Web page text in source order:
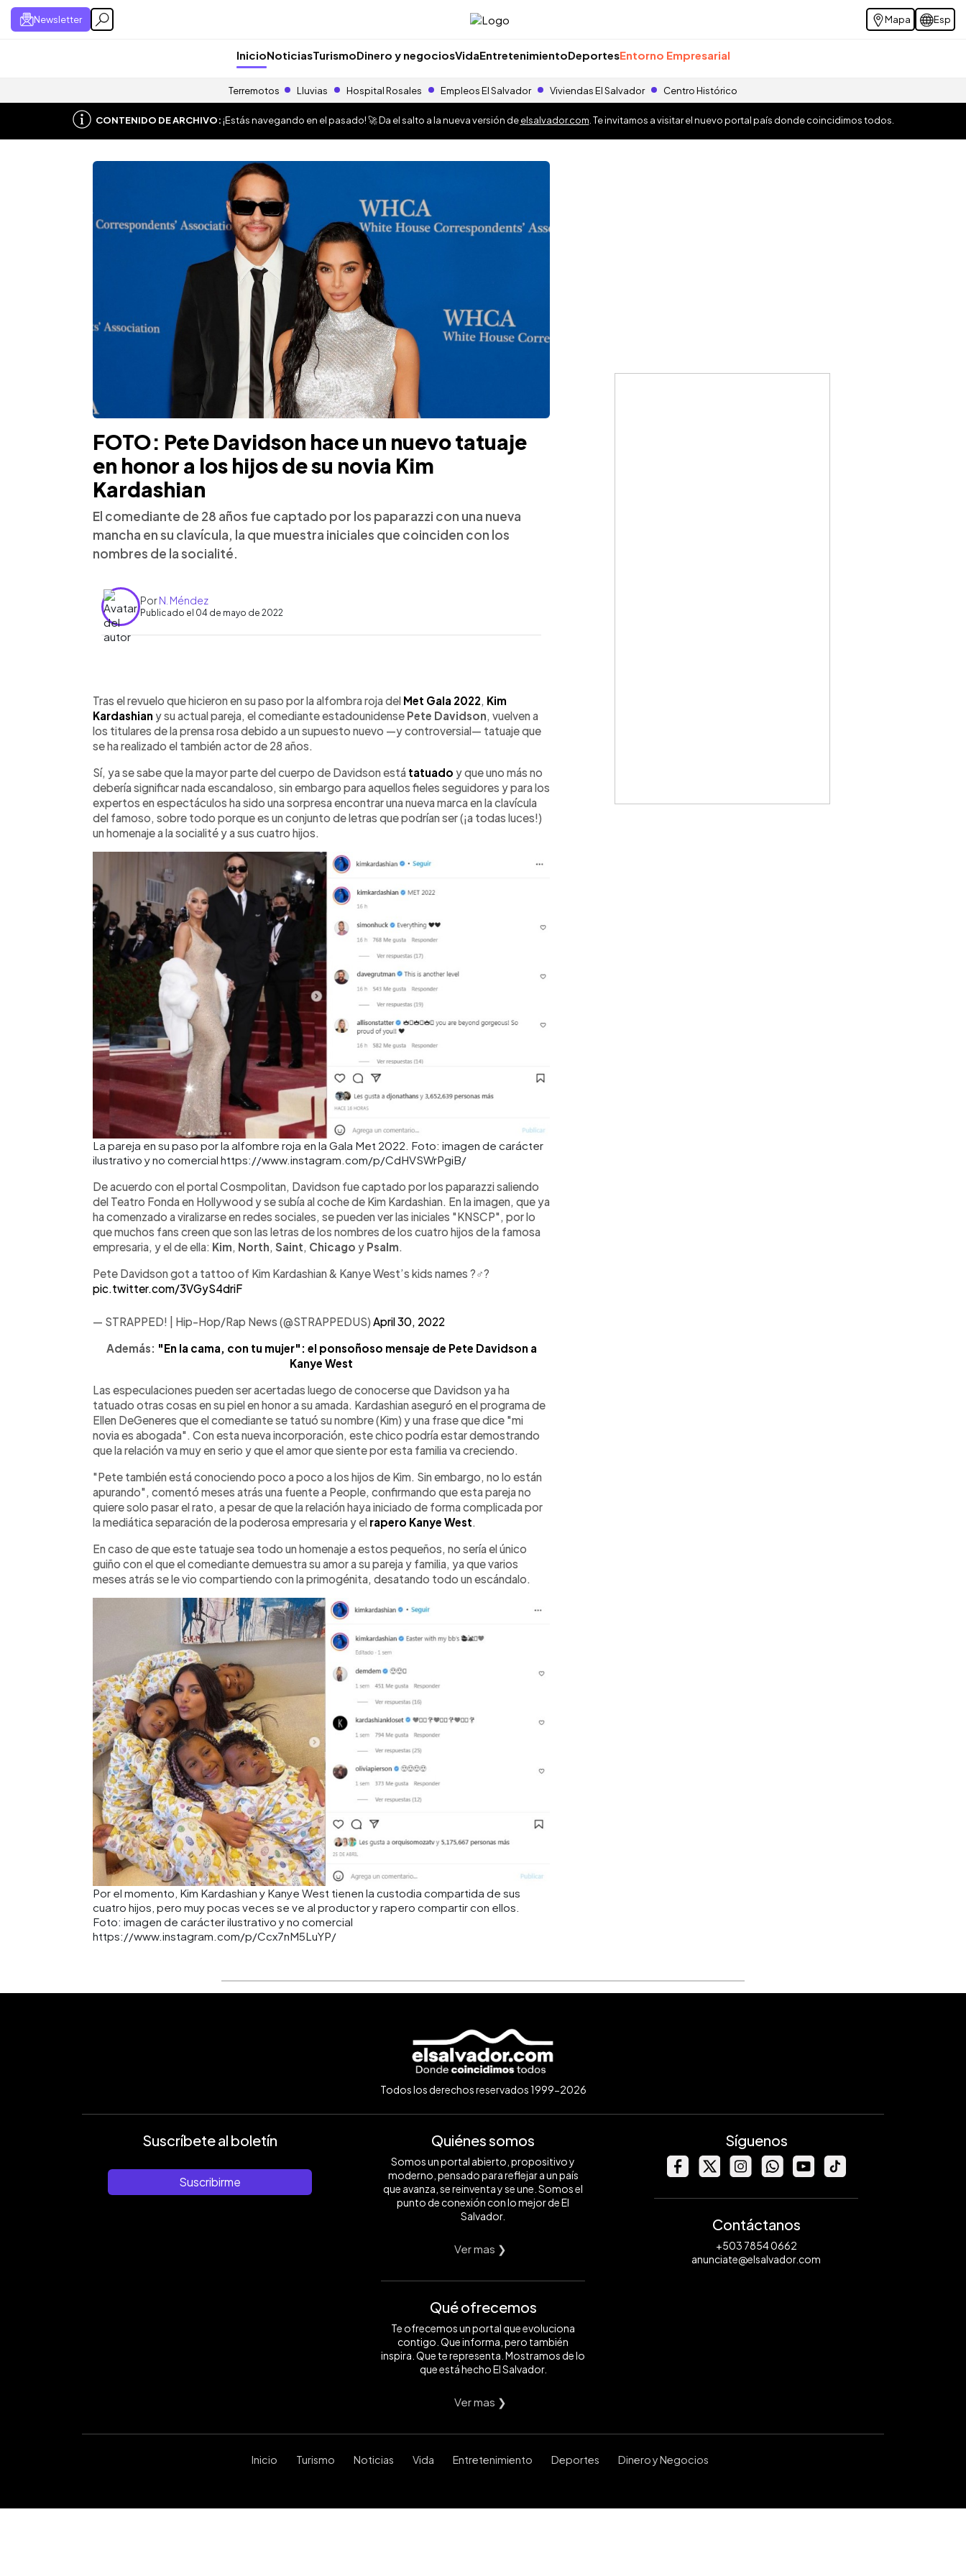
Newsletter Mapa Esp
InicioNoticiasTurismoDinero y negociosVidaEntretenimientoDeportesEntorno Empresarial
Terremotos Lluvias Hospital Rosales Empleos El Salvador Viviendas El Salvador Centro Histórico
CONTENIDO DE ARCHIVO:¡Estás navegando en el pasado! 🚀 Da el salto a la nueva versión deelsalvador.com . Te invitamos a visitar el nuevo portal país donde coincidimos todos.
FOTO: Pete Davidson hace un nuevo tatuaje
en honor a los hijos de su novia Kim
Kardashian
El comediante de 28 años fue captado por los paparazzi con una nueva
mancha en su clavícula, la que muestra iniciales que coinciden con los
nombres de la socialité.
PorN. Méndez
Publicado el 04 de mayo de 2022
Escuchar artículo
Tras el revuelo que hicieron en su paso por la alfombra roja del Met Gala 2022 Kim
Kardashian y su actual pareja, el comediante estadounidense Pete Davidson , vuelven a
los titulares de la prensa rosa debido a un supuesto nuevo —y controversial— tatuaje que
se ha realizado el también actor de 28 años.
Sí, ya se sabe que la mayor parte del cuerpo de Davidson está tatuado y que uno más no
debería significar nada escandaloso, sin embargo para aquellos fieles seguidores y para los
expertos en espectáculos ha sido una sorpresa encontrar una nueva marca en la clavícula
del famoso, sobre todo porque es un conjunto de letras que podrían ser (¡a todas luces!)
un homenaje a la socialité y a sus cuatro hijos.
La pareja en su paso por la alfombre roja en la Gala Met 2022. Foto: imagen de carácter
ilustrativo y no comercial https://www.instagram.com/p/CdHVSWrPgiB/
De acuerdo con el portal Cosmpolitan, Davidson fue captado por los paparazzi saliendo
del Teatro Fonda en Hollywood y se subía al coche de Kim Kardashian. En la imagen, que ya
ha comenzado a viralizarse en redes sociales, se pueden ver las iniciales "KNSCP", por lo
que muchos fans creen que son las letras de los nombres de los cuatro hijos de la famosa
empresaria, y el de ella: Kim, North, Saint, Chicago y Psalm.
Pete Davidson got a tattoo of Kim Kardashian & Kanye West’s kids names ?‍♂️?
pic.twitter.com/3VGyS4driF
— STRAPPED! | Hip-Hop/Rap News (@STRAPPEDUS) April 30, 2022
Además: "En la cama, con tu mujer": el ponsoñoso mensaje de Pete Davidson a
Kanye West
Las especulaciones pueden ser acertadas luego de conocerse que Davidson ya ha
tatuado otras cosas en su piel en honor a su amada. Kardashian aseguró en el programa de
Ellen DeGeneres que el comediante se tatuó su nombre (Kim) y una frase que dice "mi
novia es abogada". Con esta nueva incorporación, este chico podría estar demostrando
que la relación va muy en serio y que el amor que siente por esta familia va creciendo.
"Pete también está conociendo poco a poco a los hijos de Kim. Sin embargo, no lo están
apurando", comentó meses atrás una fuente a People, confirmando que esta pareja no
quiere solo pasar el rato, a pesar de que la relación haya iniciado de forma complicada por
la mediática separación de la poderosa empresaria y el rapero Kanye West.
En caso de que este tatuaje sea todo un homenaje a estos pequeños, no sería el único
guiño con el que el comediante demuestra su amor a su pareja y familia, ya que varios
meses atrás se le vio compartiendo con la primogénita, desatando todo un escándalo.
Por el momento, Kim Kardashian y Kanye West tienen la custodia compartida de sus
cuatro hijos, pero muy pocas veces se ve al productor y rapero compartir con ellos.
Foto: imagen de carácter ilustrativo y no comercial
https://www.instagram.com/p/Ccx7nM5LuYP/
Todos los derechos reservados 1999-2026
Suscríbete al boletín
Suscribirme
Quiénes somos
Somos un portal abierto, propositivo y
moderno, pensado para reflejar a un país
que avanza, se reinventa y se une. Somos el
punto de conexión con lo mejor de El
Salvador.
Ver mas ❯
Qué ofrecemos
Te ofrecemos un portal que evoluciona
contigo. Que informa, pero también
inspira. Que te representa. Mostramos de lo
que está hecho El Salvador.
Ver mas ❯
Síguenos
Contáctanos
+503 7854 0662
anunciate@elsalvador.com
Inicio Turismo Noticias Vida Entretenimiento Deportes Dinero y Negocios